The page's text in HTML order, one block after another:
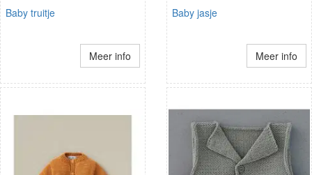
Baby truitje
Meer info
Baby jasje
Meer info